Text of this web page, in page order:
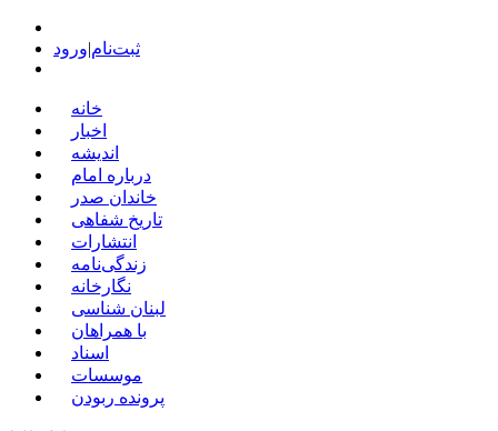
ثبت‌نام|ورود
خانه
اخبار
اندیشه
درباره امام
خاندان صدر
تاریخ شفاهی
انتشارات
زندگی‌نامه
نگارخانه
لبنان شناسی
با همراهان
اسناد
موسسات
پرونده ربودن